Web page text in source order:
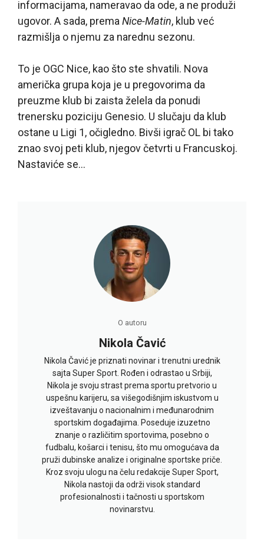
informacijama, nameravao da ode, a ne produži
ugovor. A sada, prema Nice-Matin, klub već
razmišlja o njemu za narednu sezonu.
To je OGC Nice, kao što ste shvatili. Nova
američka grupa koja je u pregovorima da
preuzme klub bi zaista želela da ponudi
trenersku poziciju Genesio. U slučaju da klub
ostane u Ligi 1, očigledno. Bivši igrač OL bi tako
znao svoj peti klub, njegov četvrti u Francuskoj.
Nastaviće se…
O autoru
Nikola Čavić
Nikola Čavić je priznati novinar i trenutni urednik
sajta Super Sport. Rođen i odrastao u Srbiji,
Nikola je svoju strast prema sportu pretvorio u
uspešnu karijeru, sa višegodišnjim iskustvom u
izveštavanju o nacionalnim i međunarodnim
sportskim događajima. Poseduje izuzetno
znanje o različitim sportovima, posebno o
fudbalu, košarci i tenisu, što mu omogućava da
pruži dubinske analize i originalne sportske priče.
Kroz svoju ulogu na čelu redakcije Super Sport,
Nikola nastoji da održi visok standard
profesionalnosti i tačnosti u sportskom
novinarstvu.